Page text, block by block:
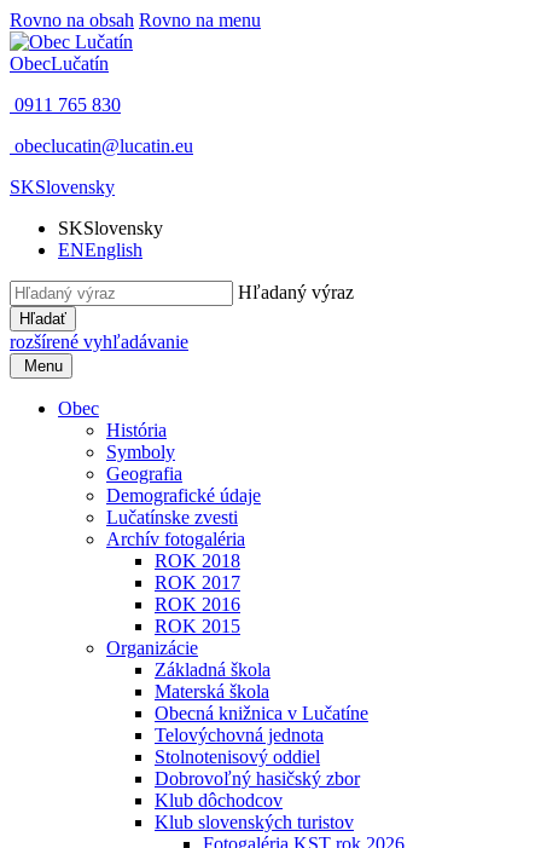
Rovno na obsah Rovno na menu
ObecLučatín
0911 765 830
obeclucatin@lucatin.eu
SKSlovensky
SKSlovensky
ENEnglish
Hľadaný výraz
Hľadať
rozšírené vyhľadávanie
Menu
Obec
História
Symboly
Geografia
Demografické údaje
Lučatínske zvesti
Archív fotogaléria
ROK 2018
ROK 2017
ROK 2016
ROK 2015
Organizácie
Základná škola
Materská škola
Obecná knižnica v Lučatíne
Telovýchovná jednota
Stolnotenisový oddiel
Dobrovoľný hasičský zbor
Klub dôchodcov
Klub slovenských turistov
Fotogaléria KST rok 2026